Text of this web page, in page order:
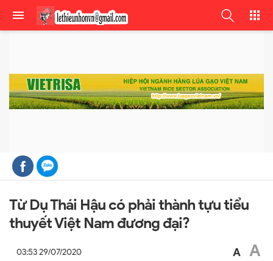
Từ Dụ Thái Hậu có phải thành tựu tiểu
thuyết Việt Nam đương đại?
03:53 29/07/2020 A A